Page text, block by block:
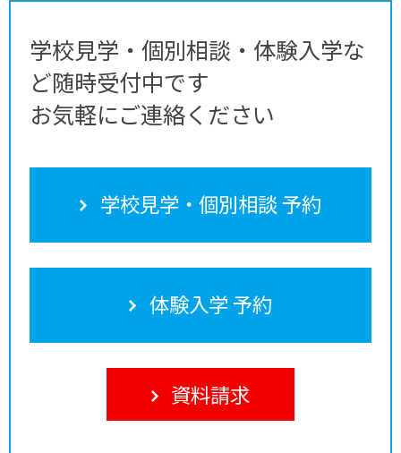
学校見学・個別相談・体験入学な
ど随時受付中です
お気軽にご連絡ください
学校見学・個別相談 予約
体験入学 予約
資料請求